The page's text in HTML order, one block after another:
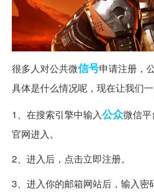
很多人对公共微信号申请注册，
具体是什么情况呢，现在让我们一
1、在搜索引擎中输入公众微信
官网进入。
2、进入后，点击立即注册。
3、进入你的邮箱网站后，输入密